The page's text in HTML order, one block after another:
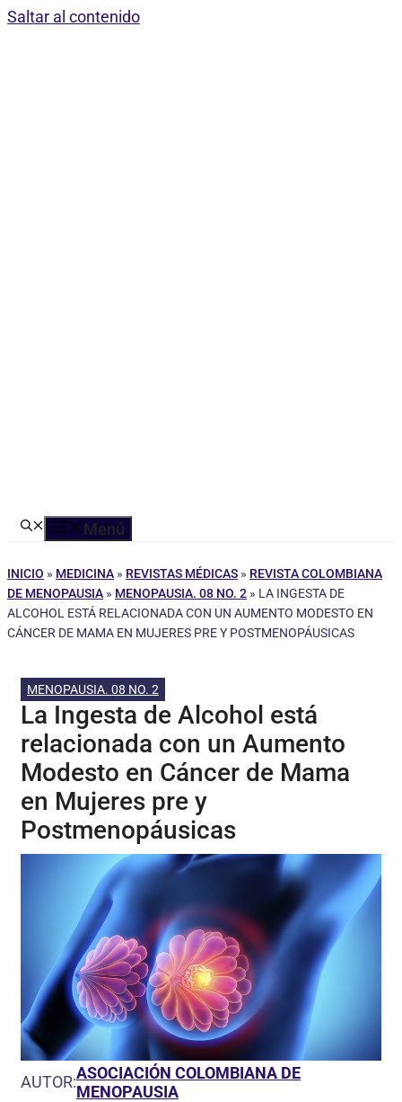
Saltar al contenido
Menú
INICIO » MEDICINA » REVISTAS MÉDICAS » REVISTA COLOMBIANA
DE MENOPAUSIA » MENOPAUSIA. 08 NO. 2 » LA INGESTA DE
ALCOHOL ESTÁ RELACIONADA CON UN AUMENTO MODESTO EN
CÁNCER DE MAMA EN MUJERES PRE Y POSTMENOPÁUSICAS
MENOPAUSIA. 08 NO. 2
La Ingesta de Alcohol está
relacionada con un Aumento
Modesto en Cáncer de Mama
en Mujeres pre y
Postmenopáusicas
AUTOR:ASOCIACIÓN COLOMBIANA DE
MENOPAUSIA